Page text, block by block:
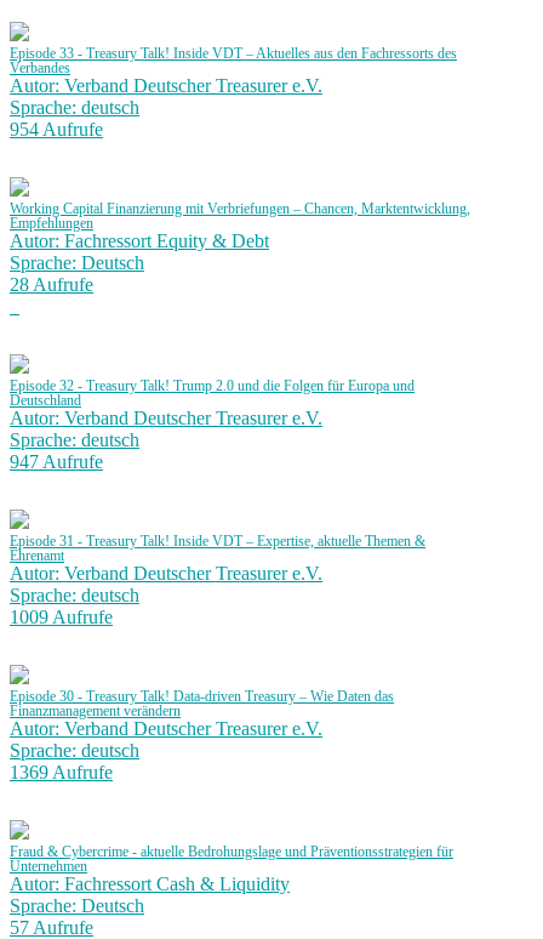
Episode 33 - Treasury Talk! Inside VDT – Aktuelles aus den Fachressorts des
Verbandes
Autor: Verband Deutscher Treasurer e.V.
Sprache: deutsch
954 Aufrufe
Working Capital Finanzierung mit Verbriefungen – Chancen, Marktentwicklung,
Empfehlungen
Autor: Fachressort Equity & Debt
Sprache: Deutsch
28 Aufrufe
Episode 32 - Treasury Talk! Trump 2.0 und die Folgen für Europa und
Deutschland
Autor: Verband Deutscher Treasurer e.V.
Sprache: deutsch
947 Aufrufe
Episode 31 - Treasury Talk! Inside VDT – Expertise, aktuelle Themen &
Ehrenamt
Autor: Verband Deutscher Treasurer e.V.
Sprache: deutsch
1009 Aufrufe
Episode 30 - Treasury Talk! Data-driven Treasury – Wie Daten das
Finanzmanagement verändern
Autor: Verband Deutscher Treasurer e.V.
Sprache: deutsch
1369 Aufrufe
Fraud & Cybercrime - aktuelle Bedrohungslage und Präventionsstrategien für
Unternehmen
Autor: Fachressort Cash & Liquidity
Sprache: Deutsch
57 Aufrufe